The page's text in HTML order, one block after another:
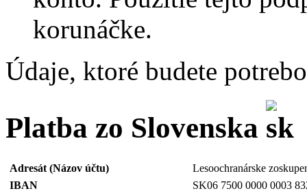
korunáčke.
Údaje, ktoré budete
Platba zo Slovenska
Adresát (Názov účtu)
Lesoochranárske
IBAN
SK06 7500 0000 0003